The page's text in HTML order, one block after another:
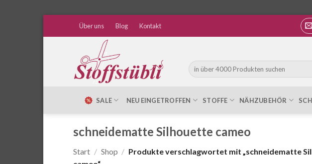
Über uns Blog Kontakt
Suche
nach:
SALE NEU EINGETROFFEN STOFFE NÄHZUBEHÖR
schneidematte Silhouette cameo
Start / Shop / Produkte verschlagwortet mit „schneidematte